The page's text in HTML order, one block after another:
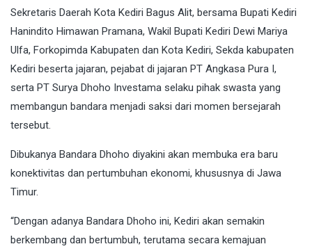
Sekretaris Daerah Kota Kediri Bagus Alit, bersama Bupati Kediri
Hanindito Himawan Pramana, Wakil Bupati Kediri Dewi Mariya
Ulfa, Forkopimda Kabupaten dan Kota Kediri, Sekda kabupaten
Kediri beserta jajaran, pejabat di jajaran PT Angkasa Pura I,
serta PT Surya Dhoho Investama selaku pihak swasta yang
membangun bandara menjadi saksi dari momen bersejarah
tersebut.
Dibukanya Bandara Dhoho diyakini akan membuka era baru
konektivitas dan pertumbuhan ekonomi, khususnya di Jawa
Timur.
“Dengan adanya Bandara Dhoho ini, Kediri akan semakin
berkembang dan bertumbuh, terutama secara kemajuan